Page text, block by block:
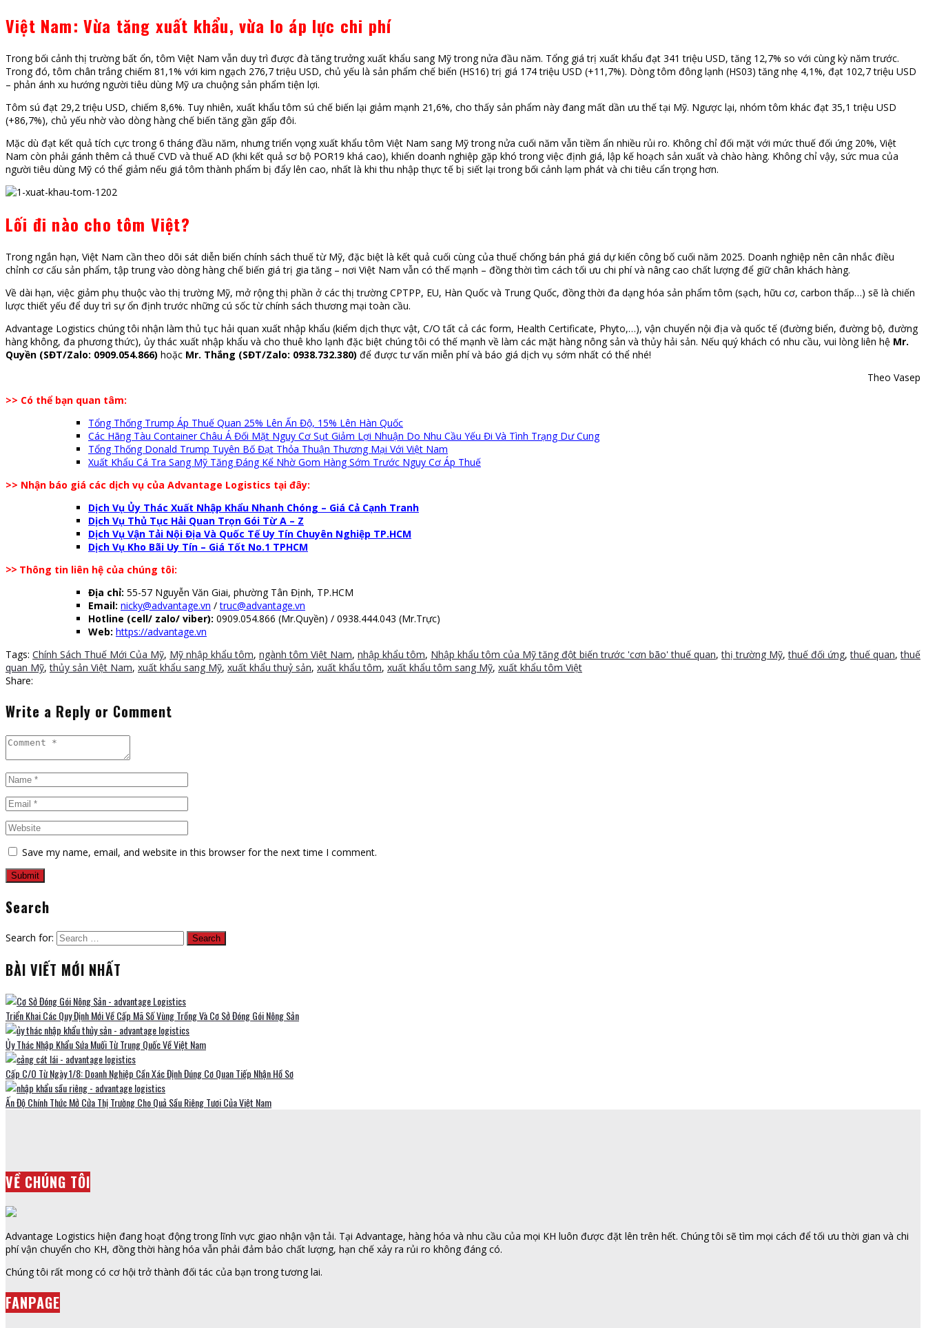
Việt Nam: Vừa tăng xuất khẩu, vừa lo áp lực chi phí
Trong bối cảnh thị trường bất ổn, tôm Việt Nam vẫn duy trì được đà tăng trưởng xuất khẩu sang Mỹ trong nửa đầu năm. Tổng giá trị xuất khẩu đạt 341 triệu USD, tăng 12,7% so với cùng kỳ năm trước.
Trong đó, tôm chân trắng chiếm 81,1% với kim ngạch 276,7 triệu USD, chủ yếu là sản phẩm chế biến (HS16) trị giá 174 triệu USD (+11,7%). Dòng tôm đông lạnh (HS03) tăng nhẹ 4,1%, đạt 102,7 triệu USD
– phản ánh xu hướng người tiêu dùng Mỹ ưa chuộng sản phẩm tiện lợi.
Tôm sú đạt 29,2 triệu USD, chiếm 8,6%. Tuy nhiên, xuất khẩu tôm sú chế biến lại giảm mạnh 21,6%, cho thấy sản phẩm này đang mất dần ưu thế tại Mỹ. Ngược lại, nhóm tôm khác đạt 35,1 triệu USD
(+86,7%), chủ yếu nhờ vào dòng hàng chế biến tăng gần gấp đôi.
Mặc dù đạt kết quả tích cực trong 6 tháng đầu năm, nhưng triển vọng xuất khẩu tôm Việt Nam sang Mỹ trong nửa cuối năm vẫn tiềm ẩn nhiều rủi ro. Không chỉ đối mặt với mức thuế đối ứng 20%, Việt
Nam còn phải gánh thêm cả thuế CVD và thuế AD (khi kết quả sơ bộ POR19 khá cao), khiến doanh nghiệp gặp khó trong việc định giá, lập kế hoạch sản xuất và chào hàng. Không chỉ vậy, sức mua của
người tiêu dùng Mỹ có thể giảm nếu giá tôm thành phẩm bị đẩy lên cao, nhất là khi thu nhập thực tế bị siết lại trong bối cảnh lạm phát và chi tiêu cẩn trọng hơn.
Lối đi nào cho tôm Việt?
Trong ngắn hạn, Việt Nam cần theo dõi sát diễn biến chính sách thuế từ Mỹ, đặc biệt là kết quả cuối cùng của thuế chống bán phá giá dự kiến công bố cuối năm 2025. Doanh nghiệp nên cân nhắc điều
chỉnh cơ cấu sản phẩm, tập trung vào dòng hàng chế biến giá trị gia tăng – nơi Việt Nam vẫn có thế mạnh – đồng thời tìm cách tối ưu chi phí và nâng cao chất lượng để giữ chân khách hàng.
Về dài hạn, việc giảm phụ thuộc vào thị trường Mỹ, mở rộng thị phần ở các thị trường CPTPP, EU, Hàn Quốc và Trung Quốc, đồng thời đa dạng hóa sản phẩm tôm (sạch, hữu cơ, carbon thấp…) sẽ là chiến
lược thiết yếu để duy trì sự ổn định trước những cú sốc từ chính sách thương mại toàn cầu.
Advantage Logistics chúng tôi nhận làm thủ tục hải quan xuất nhập khẩu (kiểm dịch thực vật, C/O tất cả các form, Health Certificate, Phyto,…), vận chuyển nội địa và quốc tế (đường biển, đường bộ, đường
hàng không, đa phương thức), ủy thác xuất nhập khẩu và cho thuê kho lạnh đặc biệt chúng tôi có thế mạnh về làm các mặt hàng nông sản và thủy hải sản. Nếu quý khách có nhu cầu, vui lòng liên hệ Mr.
Quyền (SĐT/Zalo: 0909.054.866) hoặc Mr. Thắng (SĐT/Zalo: 0938.732.380) để được tư vấn miễn phí và báo giá dịch vụ sớm nhất có thể nhé!
Theo Vasep
>> Có thể bạn quan tâm:
Tổng Thống Trump Áp Thuế Quan 25% Lên Ấn Độ, 15% Lên Hàn Quốc
Các Hãng Tàu Container Châu Á Đối Mặt Nguy Cơ Sụt Giảm Lợi Nhuận Do Nhu Cầu Yếu Đi Và Tình Trạng Dư Cung
Tổng Thống Donald Trump Tuyên Bố Đạt Thỏa Thuận Thương Mại Với Việt Nam
Xuất Khẩu Cá Tra Sang Mỹ Tăng Đáng Kể Nhờ Gom Hàng Sớm Trước Nguy Cơ Áp Thuế
>> Nhận báo giá các dịch vụ của Advantage Logistics tại đây:
Dịch Vụ Ủy Thác Xuất Nhập Khẩu Nhanh Chóng – Giá Cả Cạnh Tranh
Dịch Vụ Thủ Tục Hải Quan Trọn Gói Từ A – Z
Dịch Vụ Vận Tải Nội Địa Và Quốc Tế Uy Tín Chuyên Nghiệp TP.HCM
Dịch Vụ Kho Bãi Uy Tín – Giá Tốt No.1 TPHCM
>> Thông tin liên hệ của chúng tôi:
Địa chỉ: 55-57 Nguyễn Văn Giai, phường Tân Định, TP.HCM
Email: nicky@advantage.vn / truc@advantage.vn
Hotline (cell/ zalo/ viber): 0909.054.866 (Mr.Quyền) / 0938.444.043 (Mr.Trực)
Web: https://advantage.vn
Tags: Chính Sách Thuế Mới Của Mỹ, Mỹ nhập khẩu tôm, ngành tôm Việt Nam, nhập khẩu tôm, Nhập khẩu tôm của Mỹ tăng đột biến trước 'cơn bão' thuế quan,thị trường Mỹ,thuế đối ứng,thuế quan,thuế
quan Mỹ,thủy sản Việt Nam, xuất khẩu sang Mỹ, xuất khẩu thuỷ sản, xuất khẩu tôm, xuất khẩu tôm sang Mỹ, xuất khẩu tôm Việt
Share:
Write a Reply or Comment
Save my name, email, and website in this browser for the next time I comment.
Search
Search for:
BÀI VIẾT MỚI NHẤT
Triển Khai Các Quy Định Mới Về Cấp Mã Số Vùng Trồng Và Cơ Sở Đóng Gói Nông Sản
Ủy Thác Nhập Khẩu Sứa Muối Từ Trung Quốc Về Việt Nam
Cấp C/O Từ Ngày 1/8: Doanh Nghiệp Cần Xác Định Đúng Cơ Quan Tiếp Nhận Hồ Sơ
Ấn Độ Chính Thức Mở Cửa Thị Trường Cho Quả Sầu Riêng Tươi Của Việt Nam
VỀ CHÚNG TÔI
Advantage Logistics hiện đang hoạt động trong lĩnh vực giao nhận vận tải. Tại Advantage, hàng hóa và nhu cầu của mọi KH luôn được đặt lên trên hết. Chúng tôi sẽ tìm mọi cách để tối ưu thời gian và chi
phí vận chuyển cho KH, đồng thời hàng hóa vẫn phải đảm bảo chất lượng, hạn chế xảy ra rủi ro không đáng có.
Chúng tôi rất mong có cơ hội trở thành đối tác của bạn trong tương lai.
FANPAGE